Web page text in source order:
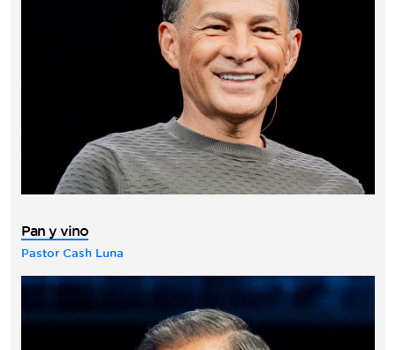
Pan y vino
Pastor Cash Luna